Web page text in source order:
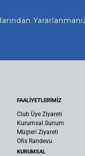
Yararlanmanız
FAALİYETLERİMİZ
Club Üye Ziyareti
Kurumsal Sunum
Müşteri Ziyareti
Ofis Randevu
KURUMSAL